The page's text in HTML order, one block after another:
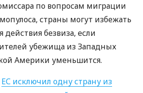
по вопросам миграции
страны могут избежать
действия безвиза, если
убежища из Западных
Америки уменьшится.
ЕС исключил одну страну из